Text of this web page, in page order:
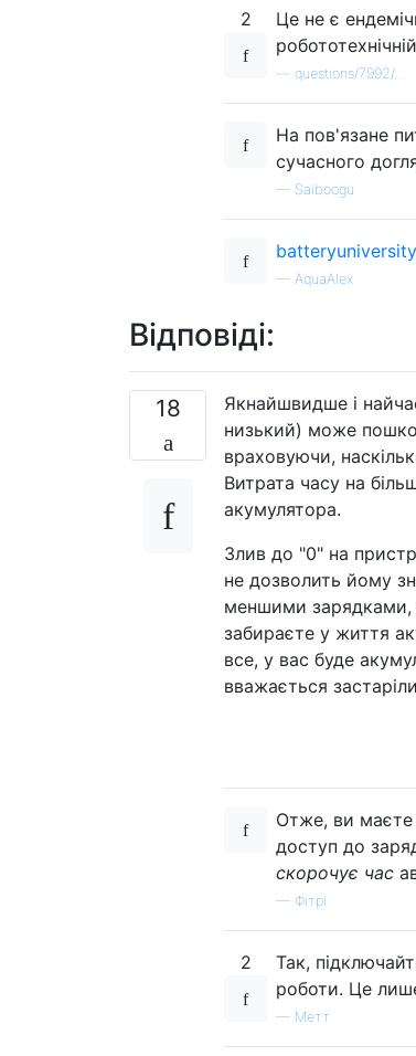
2
Це не є
questions/7992/…
На пов'язане
сучасного
— Saiboogu
— AquaAlex
Відповіді:
18
Якнайшвидше і
низький) може
враховуючи,
Витрата часу на
акумулятора.
Злив до "0" на
не дозволить йому
меншими зарядками,
забираєте у життя
все, у вас буде
вважається
Отже, ви маєте
доступ до
скорочує час
— Фітрі
2
Так,
роботи. Це
— Метт